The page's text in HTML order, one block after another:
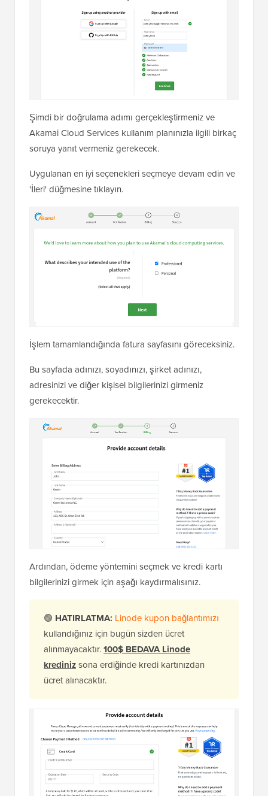
Şimdi bir doğrulama adımı gerçekleştirmeniz ve
Akamai Cloud Services kullanım planınızla ilgili birkaç
soruya yanıt vermeniz gerekecek.
Uygulanan en iyi seçenekleri seçmeye devam edin ve
'İleri' düğmesine tıklayın.
İşlem tamamlandığında fatura sayfasını göreceksiniz.
Bu sayfada adınızı, soyadınızı, şirket adınızı,
adresinizi ve diğer kişisel bilgilerinizi girmeniz
gerekecektir.
Ardından, ödeme yöntemini seçmek ve kredi kartı
bilgilerinizi girmek için aşağı kaydırmalısınız.
🟢 HATIRLATMA: Linode kupon bağlantımızı
kullandığınız için bugün sizden ücret
alınmayacaktır.100$ BEDAVA Linode
kredinizsona erdiğinde kredi kartınızdan
ücret alınacaktır.